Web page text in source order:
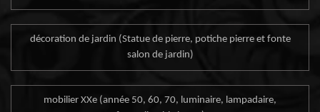
décoration de jardin (Statue de pierre, potiche pierre et fonte
salon de jardin)
mobilier XXe (année 50, 60, 70, luminaire, lampadaire,